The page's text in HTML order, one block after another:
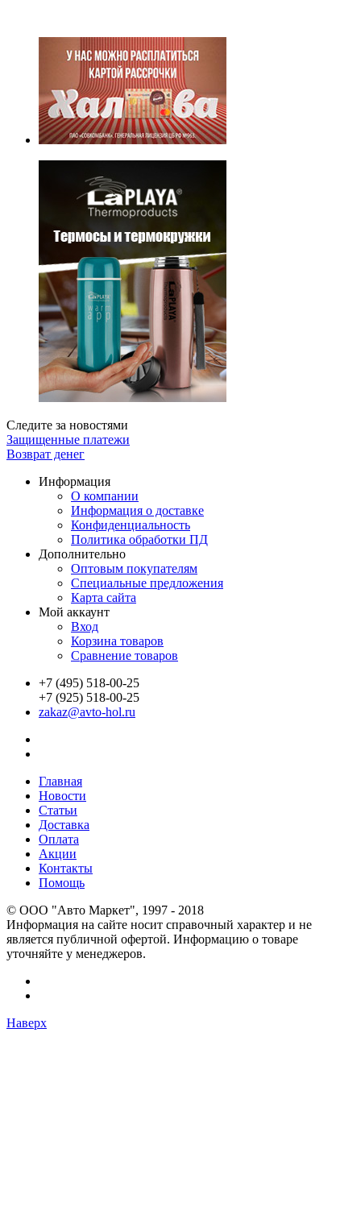
Следите за новостями
Защищенные платежи
Возврат денег
Информация
О компании
Информация о доставке
Конфиденциальность
Политика обработки ПД
Дополнительно
Оптовым покупателям
Специальные предложения
Карта сайта
Мой аккаунт
Вход
Корзина товаров
Сравнение товаров
+7 (495) 518-00-25
+7 (925) 518-00-25
zakaz@avto-hol.ru
Главная
Новости
Статьи
Доставка
Оплата
Акции
Контакты
Помощь
© OOO "Авто Маркет", 1997 - 2018
Информация на сайте носит справочный характер и не
является публичной офертой. Информацию о товаре
уточняйте у менеджеров.
Наверх